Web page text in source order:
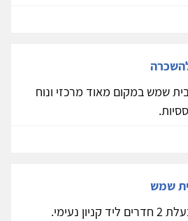
שמש במקום מאוד מרכזי ונוח
שמש
קליניקה יפה ונעימה, בעלת 2 חדרים ליד קניון נעימי.